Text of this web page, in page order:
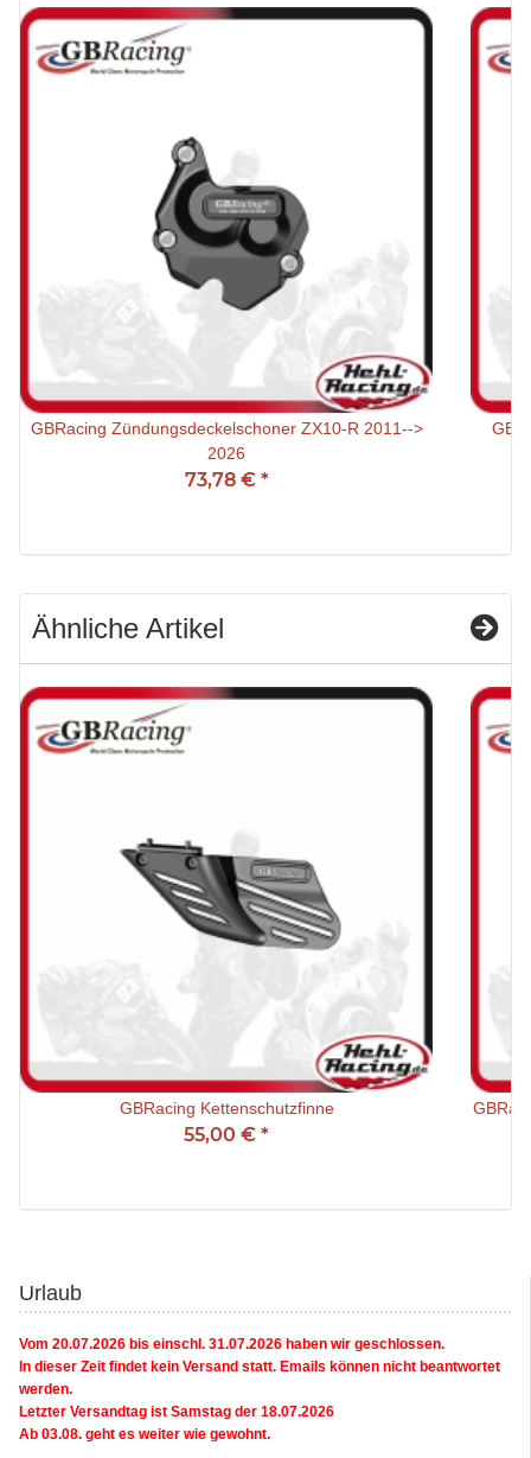
GBRacing Zündungsdeckelschoner ZX10-R 2011-->
2026
73,78 € *
Ähnliche Artikel
GBRacing Kettenschutzfinne
55,00 € *
Urlaub
Vom 20.07.2026 bis einschl. 31.07.2026 haben wir geschlossen.
In dieser Zeit findet kein Versand statt. Emails können nicht beantwortet
werden.
Letzter Versandtag ist Samstag der 18.07.2026
Ab 03.08. geht es weiter wie gewohnt.